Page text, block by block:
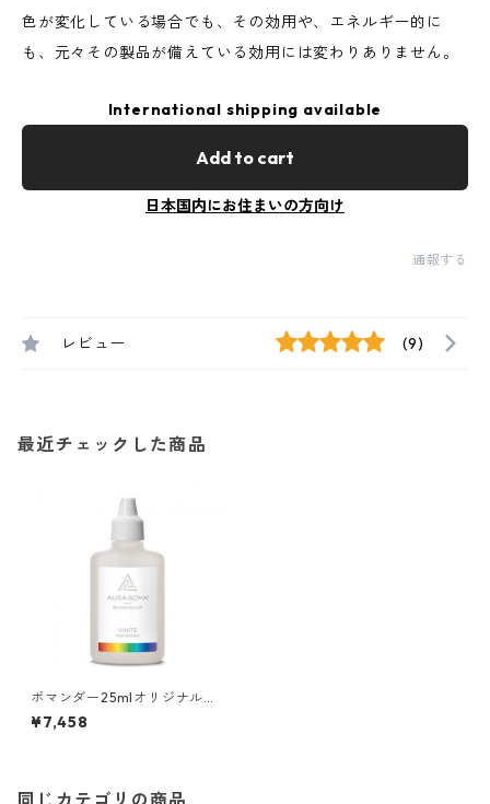
色が変化している場合でも、その効用や、エネルギー的に
も、元々その製品が備えている効用には変わりありません。
International shipping available
Add to cart
日本国内にお住まいの方向け
通報する
レビュー (9)
最近チェックした商品
ポマンダー25mlオリジナルホ
ワイト
¥7,458
同じカテゴリの商品